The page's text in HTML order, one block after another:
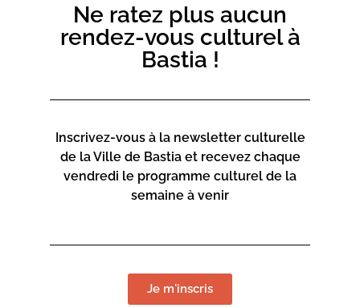
Ne ratez plus aucun
rendez-vous culturel à
Bastia !
Inscrivez-vous à la newsletter culturelle
de la Ville de Bastia et recevez chaque
vendredi le programme culturel de la
semaine à venir
Je m'inscris